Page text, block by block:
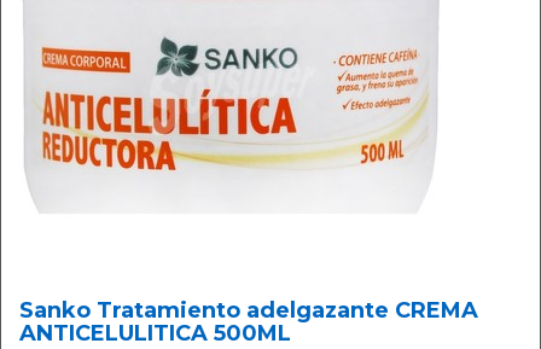
Sanko Tratamiento adelgazante CREMA
ANTICELULITICA 500ML